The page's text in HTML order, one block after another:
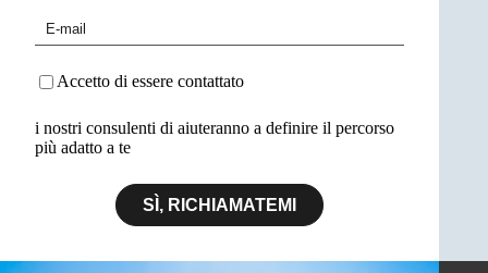
Accetto di essere contattato
i nostri consulenti di aiuteranno a definire il percorso
più adatto a te
SÌ, RICHIAMATEMI